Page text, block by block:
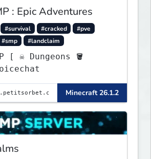
: Epic Adventures
#survival #cracked
#pve
#smp #landclaim
🪣
Minecraft 26.1.2